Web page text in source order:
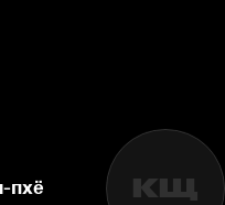
пхё КЩ